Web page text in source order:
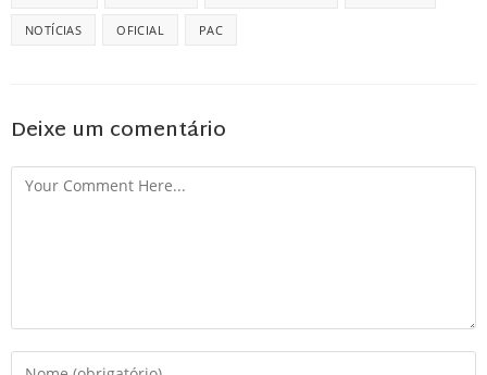
NOTÍCIAS OFICIAL PAC
Deixe um comentário